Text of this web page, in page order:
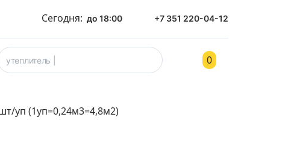
Сегодня: до 18:00 +7 351 220-04-12
оптом 0
уп (1уп=0,24м3=4,8м2)